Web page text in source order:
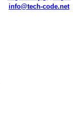
info@tech-code.net